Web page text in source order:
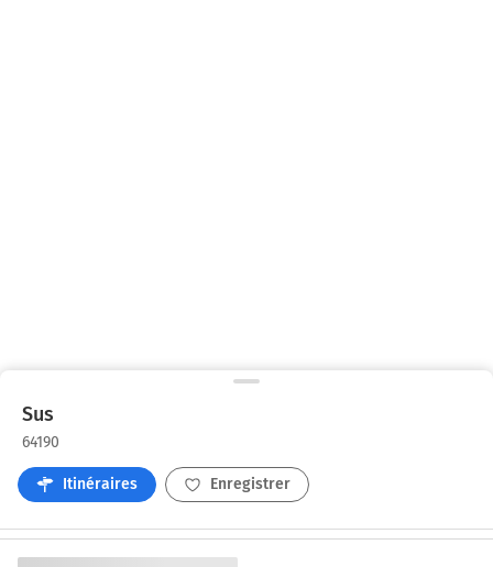
Sus
64190
Itinéraires Enregistrer